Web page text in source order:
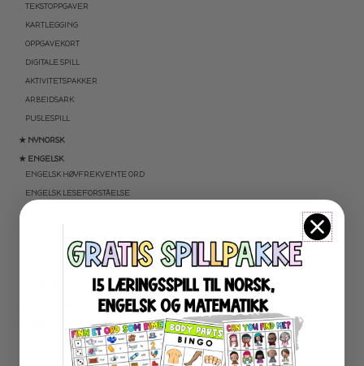
TEKSTOPPGAVER
KARTLEGGING
OPPGAVEKORT
DIGITALE SPILL
AKTIVITETSPAKKER
ARBEIDSARK
PUSLESPILL
★ NYNORSK
★ ENGELSK
ENGELSK HØYFREKVENTE ORD
ENGELSK LESEFORSTÅELSE
ENGELSK GRAMATIKK
ENGELSK ORD- OG BEGREPER
ENGELSK MUNTLIG
★ NORDSAMISK MATERIELL
PROGRAMMERING
LESEKORT FAKTA